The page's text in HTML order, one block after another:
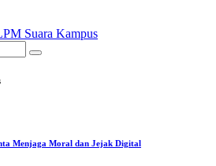
Menjaga Moral dan Jejak Digital